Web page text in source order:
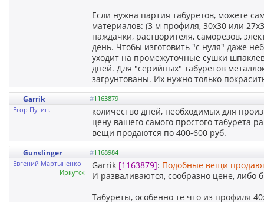
Если нужна партия табуретов, можете
материалов: (3 м профиля, 30х30 или
наждачки, растворителя, саморезов,
день. Чтобы изготовить "с нуля" даже
уходит на промежуточные сушки
дней. Для "серийных" табуретов
загрунтованы. Их нужно только
Garrik #1163879
Егор Путин.
количество дней, необходимых для
цену вашего самого простого табурета
вещи продаются по 400-600 руб.
Gunslinger #1168984
Евгений Мартыненко
Иркутск
Garrik [1163879]: Подобные вещи
И разваливаются, сообразно цене, либо
Табуреты, особенно те что из профиля